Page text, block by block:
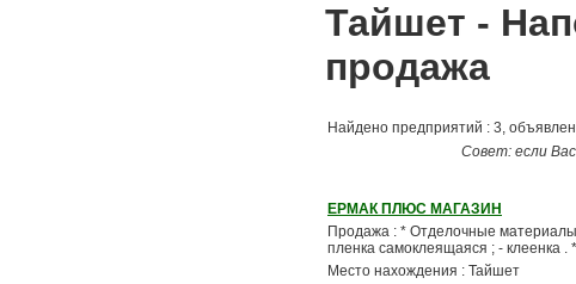
Тайшет -
продажа
Найдено предприятий : 3,
Совет: если
ЕРМАК ПЛЮС МАГАЗИН
Продажа : * Отделочные материалы
пленка самоклеящаяся ; - клеенка .
Место нахождения : Тайшет